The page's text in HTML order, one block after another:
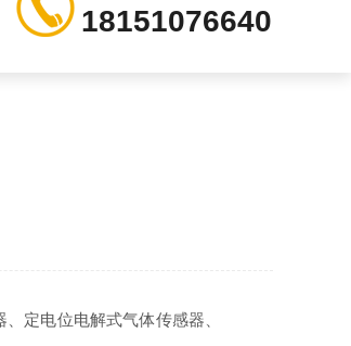
18151076640
定电位电解式气体传感器、